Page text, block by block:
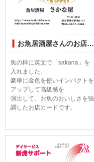
お魚居酒屋さんのお店カード印刷デザインしてみました
魚の枠に英文で「sakana」を
入れました。
豪華に金色を使いインパクトを
アップして高級感を
演出して、お魚のおいしさを強
調したお店カードです。